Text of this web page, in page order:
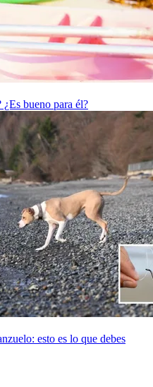
bueno para él?
esto es lo que debes